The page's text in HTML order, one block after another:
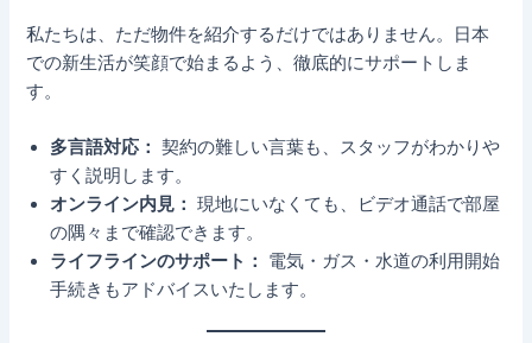
私たちは、ただ物件を紹介するだけではありません。日本
での新生活が笑顔で始まるよう、徹底的にサポートしま
す。
多言語対応： 契約の難しい言葉も、スタッフがわかりや
すく説明します。
オンライン内見： 現地にいなくても、ビデオ通話で部屋
の隅々まで確認できます。
ライフラインのサポート：
電気・ガス・水道の利用開始
手続きもアドバイスいたします。